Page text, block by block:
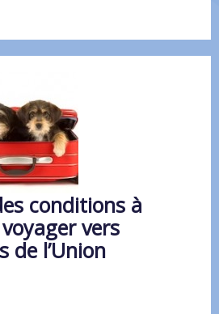
conditions à
vers
de l’Union